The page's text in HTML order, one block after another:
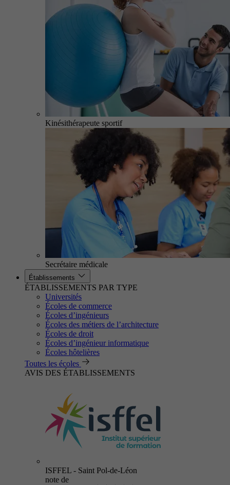
Kinésithérapeute sportif
Secrétaire médicale
Établissements
ÉTABLISSEMENTS PAR TYPE
Universités
Écoles de commerce
Écoles d’ingénieurs
Écoles des métiers de l’architecture
Écoles de droit
Écoles d’ingénieur informatique
Écoles hôtelières
Toutes les écoles
AVIS DES ÉTABLISSEMENTS
ISFFEL - Saint Pol-de-Léon
note de